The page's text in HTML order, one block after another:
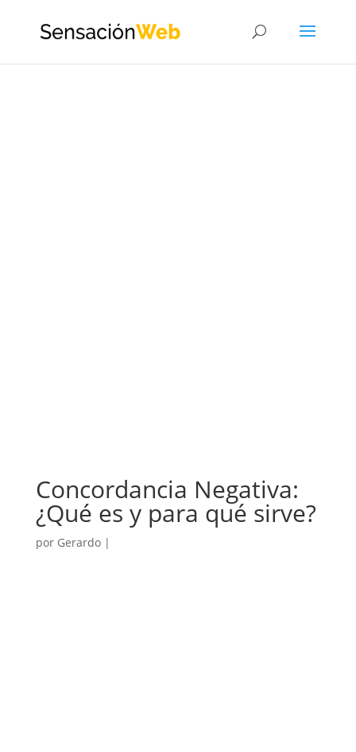
Concordancia Negativa:
¿Qué es y para qué sirve?
por Gerardo|